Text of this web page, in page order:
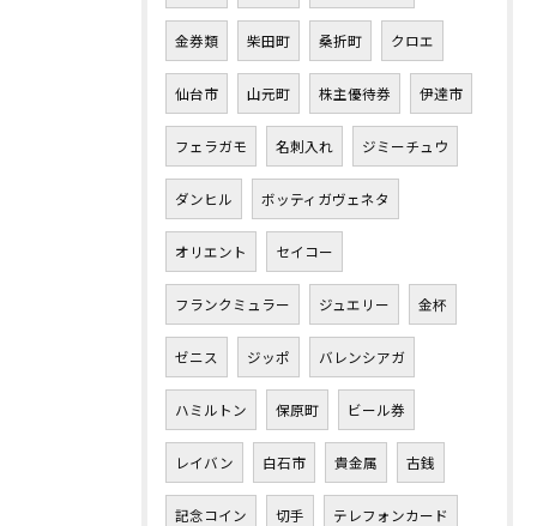
金券類 柴田町 桑折町 クロエ
仙台市 山元町 株主優待券 伊達市
フェラガモ 名刺入れ ジミーチュウ
ダンヒル ボッティガヴェネタ
オリエント セイコー
フランクミュラー ジュエリー 金杯
ゼニス ジッポ バレンシアガ
ハミルトン 保原町 ビール券
レイバン 白石市 貴金属 古銭
記念コイン 切手 テレフォンカード